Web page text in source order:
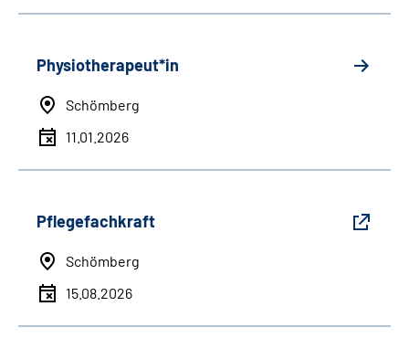
Physiotherapeut*in
Schömberg
11.01.2026
Pflegefachkraft
Schömberg
15.08.2026